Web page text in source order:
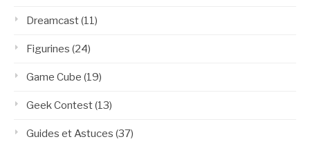
Dreamcast(11)
Figurines (24)
Game Cube (19)
Geek Contest(13)
Guides et Astuces (37)